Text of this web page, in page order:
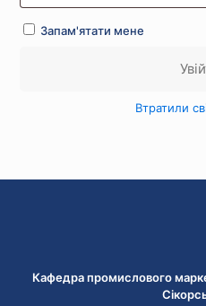
Запам'ятати мене
Втратили
Кафедра промислового